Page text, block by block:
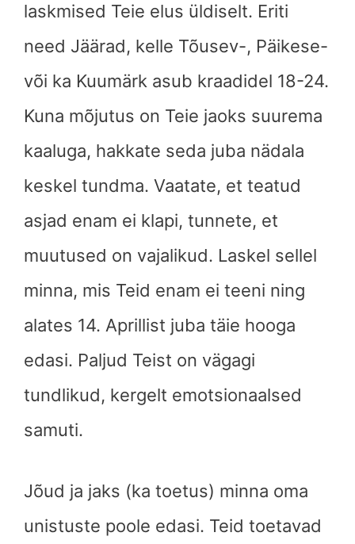
laskmised Teie elus üldiselt. Eriti
need Jäärad, kelle Tõusev-, Päikese-
või ka Kuumärk asub kraadidel 18-24.
Kuna mõjutus on Teie jaoks suurema
kaaluga, hakkate seda juba nädala
keskel tundma. Vaatate, et teatud
asjad enam ei klapi, tunnete, et
muutused on vajalikud. Laskel sellel
minna, mis Teid enam ei teeni ning
alates 14. Aprillist juba täie hooga
edasi. Paljud Teist on vägagi
tundlikud, kergelt emotsionaalsed
samuti.
Jõud ja jaks (ka toetus) minna oma
unistuste poole edasi. Teid toetavad